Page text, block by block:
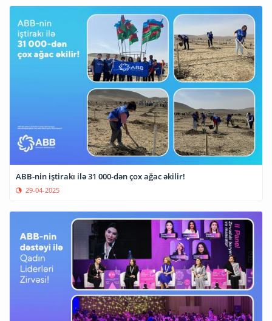
ABB-nin iştirakı ilə 31 000-dən çox ağac əkilir!
29-04-2025